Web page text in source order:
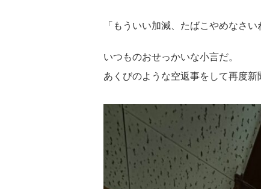
「もういい加減、たばこやめなさい
いつものおせっかいな小言だ。
あくびのような空返事をして再度新